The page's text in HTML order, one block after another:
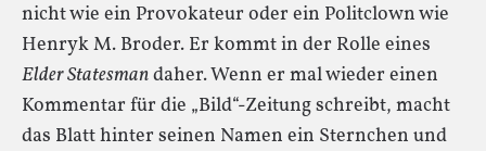
nicht wie ein Provokateur oder ein Politclown wie
Henryk M. Broder. Er kommt in der Rolle eines
Elder Statesmandaher. Wenn er mal wieder einen
Kommentar für die „Bild“-Zeitung schreibt, macht
das Blatt hinter seinen Namen ein Sternchen und